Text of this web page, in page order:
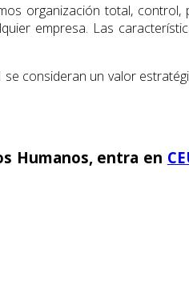
organización total,
empresa. Las
consideran un valor
Humanos, entra en